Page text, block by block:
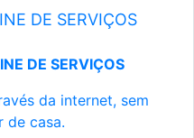
DE SERVIÇOS
DE SERVIÇOS
da internet, sem
de casa.